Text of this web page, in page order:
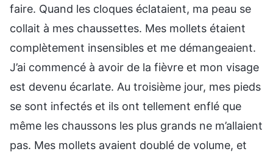
faire. Quand les cloques éclataient, ma peau se
collait à mes chaussettes. Mes mollets étaient
complètement insensibles et me démangeaient.
J’ai commencé à avoir de la fièvre et mon visage
est devenu écarlate. Au troisième jour, mes pieds
se sont infectés et ils ont tellement enflé que
même les chaussons les plus grands ne m’allaient
pas. Mes mollets avaient doublé de volume, et